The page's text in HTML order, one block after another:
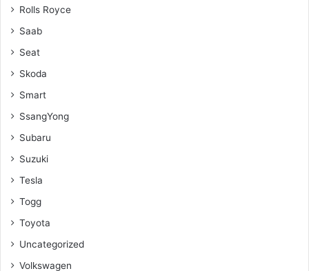
Rolls Royce
Saab
Seat
Skoda
Smart
SsangYong
Subaru
Suzuki
Tesla
Togg
Toyota
Uncategorized
Volkswagen